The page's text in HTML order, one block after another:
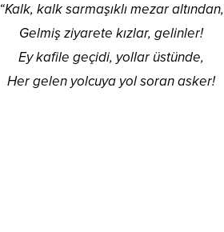
“Kalk, kalk sarmaşıklı mezar altından,
Gelmiş ziyarete kızlar, gelinler!
Ey kafile geçidi, yollar üstünde,
Her gelen yolcuya yol soran asker!